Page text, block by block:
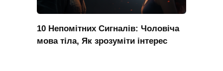
10 Непомітних Сигналів: Чоловіча
мова тіла, Як зрозуміти інтерес